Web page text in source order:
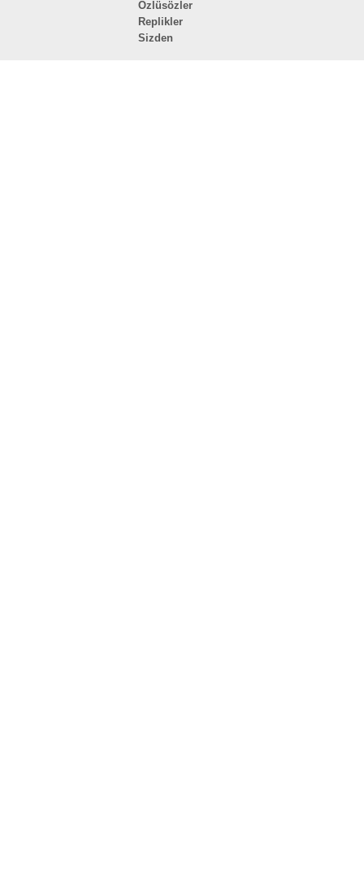
Özlüsözler
Replikler
Sizden